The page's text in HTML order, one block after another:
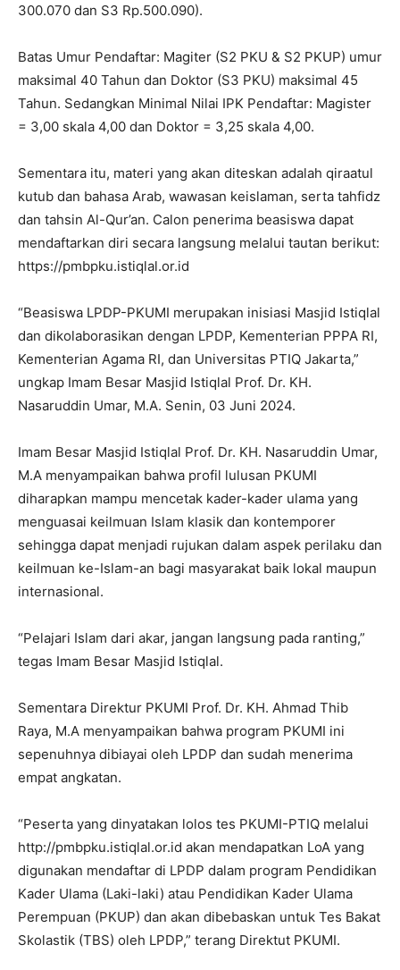
300.070 dan S3 Rp.500.090).
Batas Umur Pendaftar: Magiter (S2 PKU & S2 PKUP) umur
maksimal 40 Tahun dan Doktor (S3 PKU) maksimal 45
Tahun. Sedangkan Minimal Nilai IPK Pendaftar: Magister
= 3,00 skala 4,00 dan Doktor = 3,25 skala 4,00.
Sementara itu, materi yang akan diteskan adalah qiraatul
kutub dan bahasa Arab, wawasan keislaman, serta tahfidz
dan tahsin Al-Qur’an. Calon penerima beasiswa dapat
mendaftarkan diri secara langsung melalui tautan berikut:
https://pmbpku.istiqlal.or.id
“Beasiswa LPDP-PKUMI merupakan inisiasi Masjid Istiqlal
dan dikolaborasikan dengan LPDP, Kementerian PPPA RI,
Kementerian Agama RI, dan Universitas PTIQ Jakarta,”
ungkap Imam Besar Masjid Istiqlal Prof. Dr. KH.
Nasaruddin Umar, M.A. Senin, 03 Juni 2024.
Imam Besar Masjid Istiqlal Prof. Dr. KH. Nasaruddin Umar,
M.A menyampaikan bahwa profil lulusan PKUMI
diharapkan mampu mencetak kader-kader ulama yang
menguasai keilmuan Islam klasik dan kontemporer
sehingga dapat menjadi rujukan dalam aspek perilaku dan
keilmuan ke-Islam-an bagi masyarakat baik lokal maupun
internasional.
“Pelajari Islam dari akar, jangan langsung pada ranting,”
tegas Imam Besar Masjid Istiqlal.
Sementara Direktur PKUMI Prof. Dr. KH. Ahmad Thib
Raya, M.A menyampaikan bahwa program PKUMI ini
sepenuhnya dibiayai oleh LPDP dan sudah menerima
empat angkatan.
“Peserta yang dinyatakan lolos tes PKUMI-PTIQ melalui
http://pmbpku.istiqlal.or.id akan mendapatkan LoA yang
digunakan mendaftar di LPDP dalam program Pendidikan
Kader Ulama (Laki-laki) atau Pendidikan Kader Ulama
Perempuan (PKUP) dan akan dibebaskan untuk Tes Bakat
Skolastik (TBS) oleh LPDP,” terang Direktut PKUMI.